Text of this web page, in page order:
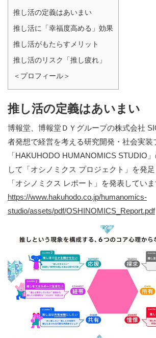
推し活の定義はあいまい
推し活に「幸福度高める」効果
推し活がもたらすメリット
推し活のリスク「推し疲れ」
＜プロフィール＞
推し活の定義はあいまい
博報堂、博報堂ＤＹグループの株式会社
者発想で経営を考える研究開発・社会実装
「HAKUHODO HUMANOMICS STUDIO
して「オシノミクス プロジェクト」を発
「オシノミクス レポート」を発表していま
https://www.hakuhodo.co.jp/humanomics-
studio/assets/pdf/OSHINOMICS_Report.pdf